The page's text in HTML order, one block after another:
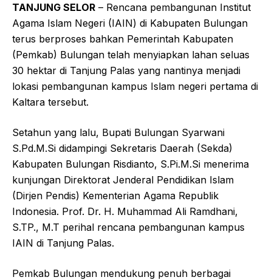
TANJUNG SELOR – Rencana pembangunan Institut
Agama Islam Negeri (IAIN) di Kabupaten Bulungan
terus berproses bahkan Pemerintah Kabupaten
(Pemkab) Bulungan telah menyiapkan lahan seluas
30 hektar di Tanjung Palas yang nantinya menjadi
lokasi pembangunan kampus Islam negeri pertama di
Kaltara tersebut.
Setahun yang lalu, Bupati Bulungan Syarwani
S.Pd.M.Si didampingi Sekretaris Daerah (Sekda)
Kabupaten Bulungan Risdianto, S.Pi.M.Si menerima
kunjungan Direktorat Jenderal Pendidikan Islam
(Dirjen Pendis) Kementerian Agama Republik
Indonesia. Prof. Dr. H. Muhammad Ali Ramdhani,
S.TP., M.T perihal rencana pembangunan kampus
IAIN di Tanjung Palas.
Pemkab Bulungan mendukung penuh berbagai